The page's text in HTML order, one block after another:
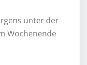
unter der
Wochenende